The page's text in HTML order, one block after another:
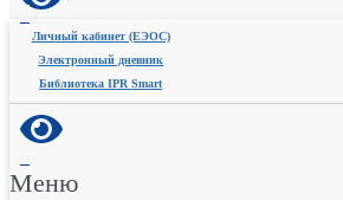
Личный кабинет (ЕЭОС)
Электронный дневник
Библиотека IPR Smart
Меню